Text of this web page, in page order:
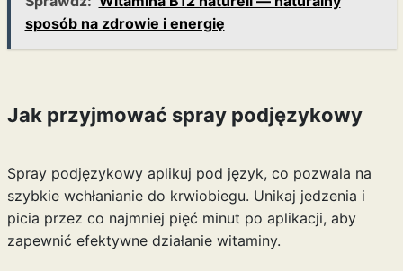
sposób na zdrowie i energię
Jak przyjmować spray podjęzykowy
Spray podjęzykowy aplikuj pod język, co pozwala na
szybkie wchłanianie do krwiobiegu. Unikaj jedzenia i
picia przez co najmniej pięć minut po aplikacji, aby
zapewnić efektywne działanie witaminy.